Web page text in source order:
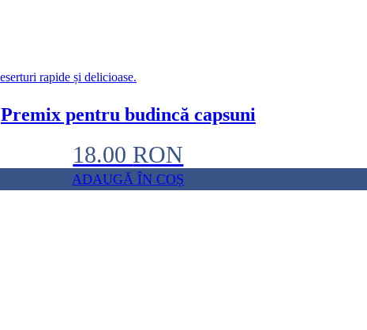
Premix pentru budincă capsuni
18.00 RON
ADAUGĂ ÎN COȘ